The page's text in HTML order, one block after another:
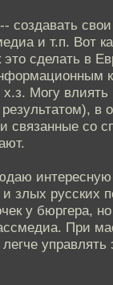
создавать
и т.п. Вот
это сделать в
Могу влиять
в
связанные со
злых русских
у бюргера,
При
легче